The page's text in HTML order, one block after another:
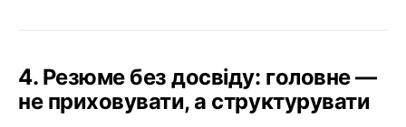
4. Резюме без досвіду: головне —
не приховувати, а структурувати